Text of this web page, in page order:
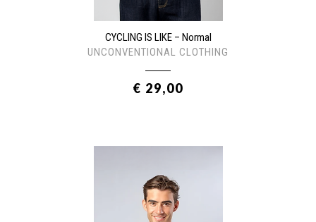
CYCLING IS LIKE – Normal
UNCONVENTIONAL CLOTHING
€ 29,00